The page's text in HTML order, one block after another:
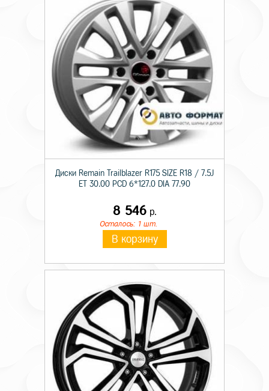
Диски Remain Trailblazer R175 SIZE R18 / 7.5J
ET 30.00 PCD 6*127.0 DIA 77.90
8 546р.
Осталось: 1 шт.
В корзину